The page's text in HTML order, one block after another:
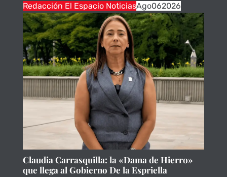
Redacción El Espacio NoticiasAgo062026
Claudia Carrasquilla: la «Dama de Hierro»
que llega al Gobierno De la Espriella